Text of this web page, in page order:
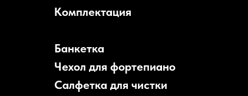
Комплектация
Банкетка
Чехол для фортепиано
Салфетка для чистки